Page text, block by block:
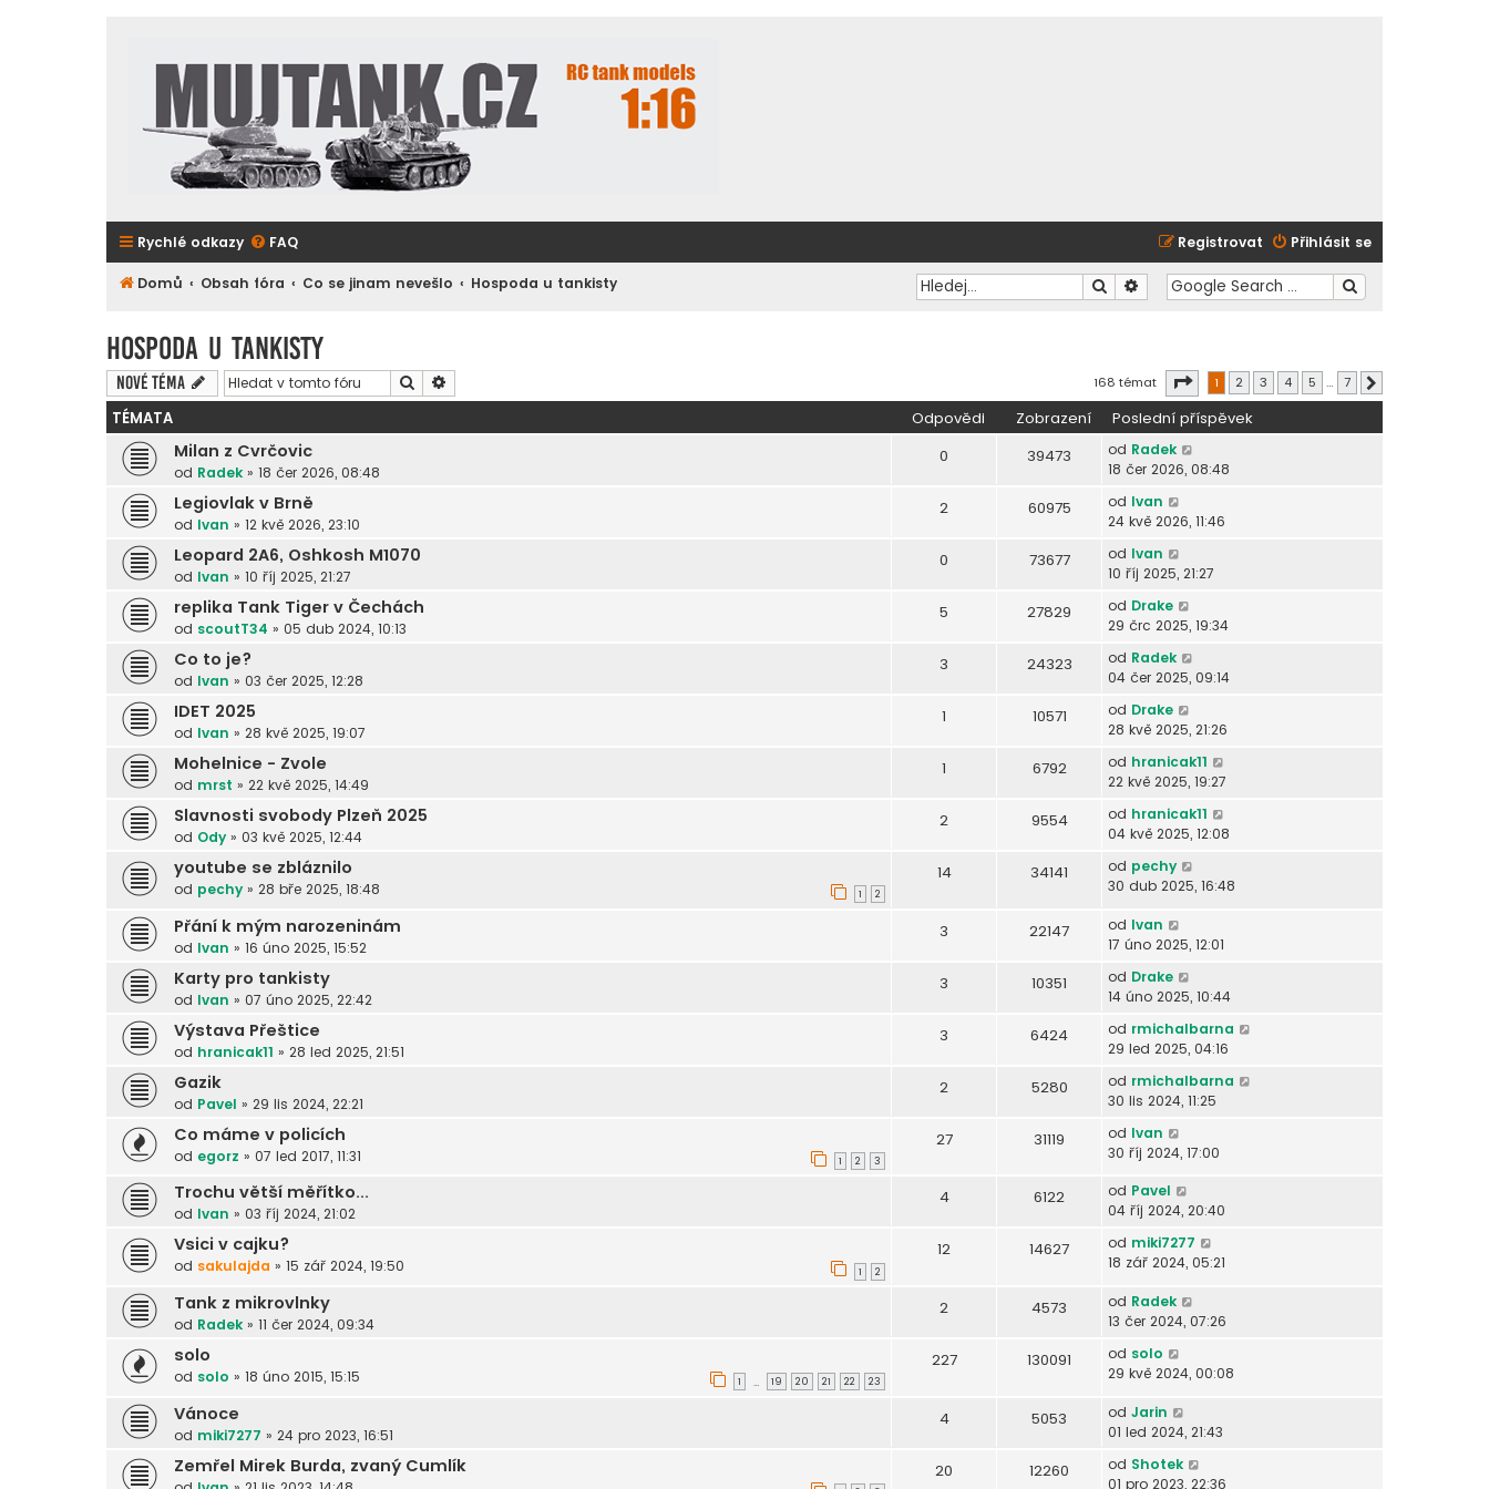
Rychlé odkazy FAQ Přihlásit se
Registrovat
Domů Obsah fóra Co se jinam nevešlo Hospoda u tankisty Hledat Pokročilé hledání
Hospoda u tankisty
Nové téma Hledat 168 témat Stránka z7
1 2 3 4 5 … 7
TÉMATA Odpovědi Zobrazení Poslední příspěvek
Milan z Cvrčovic
od Radek » 18 čer 2026, 08:48
0 39473 od Radek
18 čer 2026, 08:48
Legiovlak v Brně
od Ivan » 12 kvě 2026, 23:10
2 60975 od Ivan
24 kvě 2026, 11:46
Leopard 2A6, Oshkosh M1070
od Ivan » 10 říj 2025, 21:27
0 73677 od Ivan
10 říj 2025, 21:27
replika Tank Tiger v Čechách
od scoutT34 » 05 dub 2024, 10:13
5 27829 od Drake
29 črc 2025, 19:34
Co to je?
od Ivan » 03 čer 2025, 12:28
3 24323 od Radek
04 čer 2025, 09:14
IDET 2025
od Ivan » 28 kvě 2025, 19:07
1 10571 od Drake
28 kvě 2025, 21:26
Mohelnice - Zvole
od mrst » 22 kvě 2025, 14:49
1 6792 od hranicak11
22 kvě 2025, 19:27
Slavnosti svobody Plzeň 2025
od Ody » 03 kvě 2025, 12:44
2 9554 od hranicak11
04 kvě 2025, 12:08
youtube se zbláznilo
od pechy » 28 bře 2025, 18:48 1 2
14 34141 od pechy
30 dub 2025, 16:48
Přání k mým narozeninám
od Ivan » 16 úno 2025, 15:52
3 22147 od Ivan
17 úno 2025, 12:01
Karty pro tankisty
od Ivan » 07 úno 2025, 22:42
3 10351 od Drake
14 úno 2025, 10:44
Výstava Přeštice
od hranicak11 » 28 led 2025, 21:51
3 6424 od rmichalbarna
29 led 2025, 04:16
Gazik
od Pavel » 29 lis 2024, 22:21
2 5280 od rmichalbarna
30 lis 2024, 11:25
Co máme v policích
od egorz » 07 led 2017, 11:31 1 2 3
27 31119 od Ivan
30 říj 2024, 17:00
Trochu větší měřítko...
od Ivan » 03 říj 2024, 21:02
4 6122 od Pavel
04 říj 2024, 20:40
Vsici v cajku?
od sakulajda » 15 zář 2024, 19:50 1 2
12 14627 od miki7277
18 zář 2024, 05:21
Tank z mikrovlnky
od Radek » 11 čer 2024, 09:34
2 4573 od Radek
13 čer 2024, 07:26
solo
od solo » 18 úno 2015, 15:15 1 … 19 20 21 22 23
227 130091 od solo
29 kvě 2024, 00:08
Vánoce
od miki7277 » 24 pro 2023, 16:51
4 5053 od Jarin
01 led 2024, 21:43
Zemřel Mirek Burda, zvaný Cumlík 20 12260 od Shotek
01 pro 2023, 22:36